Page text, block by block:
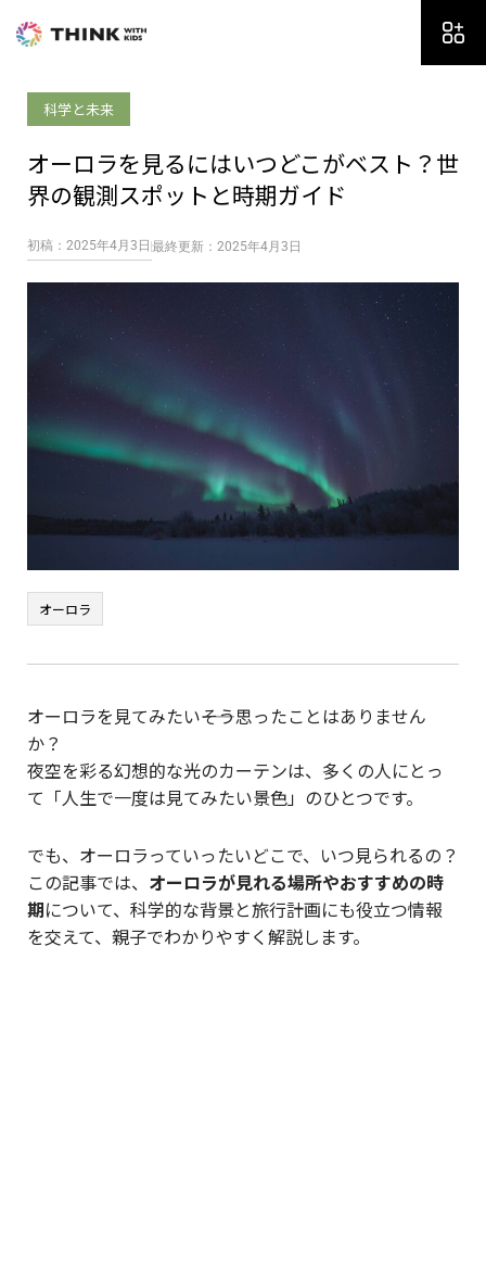
科学と未来
オーロラを見るにはいつどこがベスト？世
界の観測スポットと時期ガイド
初稿：2025年4月3日 最終更新：2025年4月3日
オーロラ
オーロラを見てみたい――そう思ったことはありません
か？
夜空を彩る幻想的な光のカーテンは、多くの人にとっ
て「人生で一度は見てみたい景色」のひとつです。
でも、オーロラっていったいどこで、いつ見られるの？
この記事では、 オーロラが見れる場所やおすすめの時
期について、科学的な背景と旅行計画にも役立つ情報
を交えて、親子でわかりやすく解説します。